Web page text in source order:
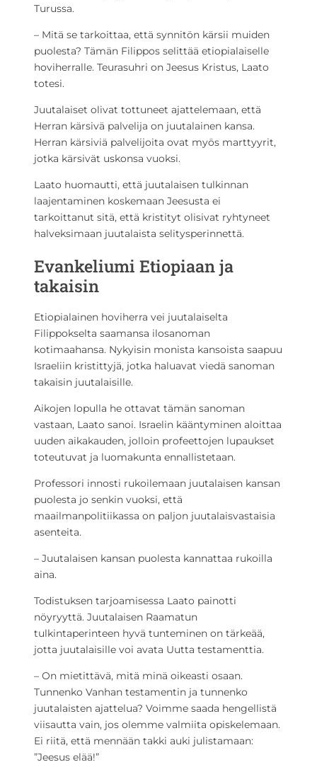
Turussa.
– Mitä se tarkoittaa, että synnitön kärsii muiden
puolesta? Tämän Filippos selittää etiopialaiselle
hoviherralle. Teurasuhri on Jeesus Kristus, Laato
totesi.
Juutalaiset olivat tottuneet ajattelemaan, että
Herran kärsivä palvelija on juutalainen kansa.
Herran kärsiviä palvelijoita ovat myös marttyyrit,
jotka kärsivät uskonsa vuoksi.
Laato huomautti, että juutalaisen tulkinnan
laajentaminen koskemaan Jeesusta ei
tarkoittanut sitä, että kristityt olisivat ryhtyneet
halveksimaan juutalaista selitysperinnettä.
Evankeliumi Etiopiaan ja
takaisin
Etiopialainen hoviherra vei juutalaiselta
Filippokselta saamansa ilosanoman
kotimaahansa. Nykyisin monista kansoista saapuu
Israeliin kristittyjä, jotka haluavat viedä sanoman
takaisin juutalaisille.
Aikojen lopulla he ottavat tämän sanoman
vastaan, Laato sanoi. Israelin kääntyminen aloittaa
uuden aikakauden, jolloin profeettojen lupaukset
toteutuvat ja luomakunta ennallistetaan.
Professori innosti rukoilemaan juutalaisen kansan
puolesta jo senkin vuoksi, että
maailmanpolitiikassa on paljon juutalaisvastaisia
asenteita.
– Juutalaisen kansan puolesta kannattaa rukoilla
aina.
Todistuksen tarjoamisessa Laato painotti
nöyryyttä. Juutalaisen Raamatun
tulkintaperinteen hyvä tunteminen on tärkeää,
jotta juutalaisille voi avata Uutta testamenttia.
– On mietittävä, mitä minä oikeasti osaan.
Tunnenko Vanhan testamentin ja tunnenko
juutalaisten ajattelua? Voimme saada hengellistä
viisautta vain, jos olemme valmiita opiskelemaan.
Ei riitä, että mennään takki auki julistamaan:
”Jeesus elää!”